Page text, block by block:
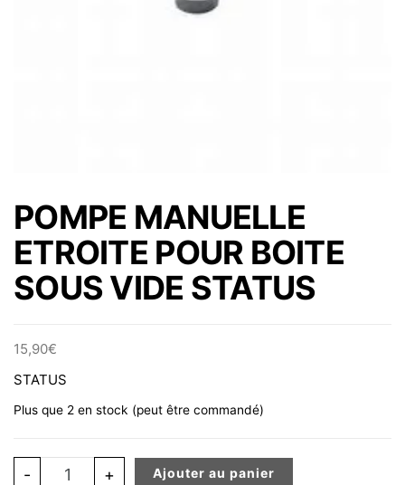
POMPE MANUELLE
ETROITE POUR BOITE
SOUS VIDE STATUS
15,90€
STATUS
Plus que 2 en stock (peut être commandé)
- quantité de POMPE MANUELLE ETROITE POUR BOITE
+ Ajouter au panier